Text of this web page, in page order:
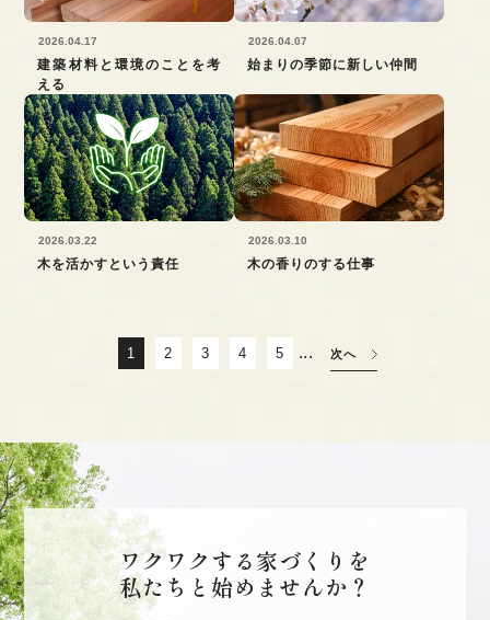
2026.04.17
建築材料と環境のことを考
える
2026.04.07
始まりの季節に新しい仲間
2026.03.22
木を活かすという責任
2026.03.10
木の香りのする仕事
1 2 3 4 5 ... 次へ
ワクワクする家づくりを
私たちと始めませんか？